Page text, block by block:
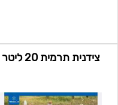
צידנית תרמית 20 ליטר